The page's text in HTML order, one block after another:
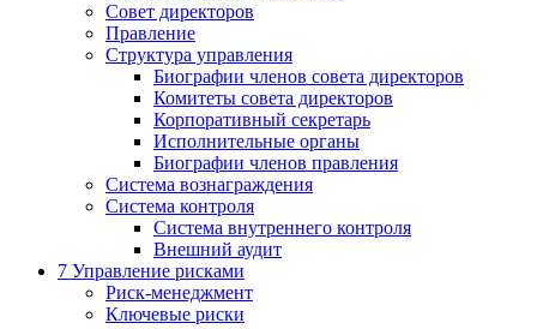
Совет директоров
Правление
Структура управления
Биографии членов совета директоров
Комитеты совета директоров
Корпоративный секретарь
Исполнительные органы
Биографии членов правления
Система вознаграждения
Система контроля
Система внутреннего контроля
Внешний аудит
7 Управление рисками
Риск-менеджмент
Ключевые риски